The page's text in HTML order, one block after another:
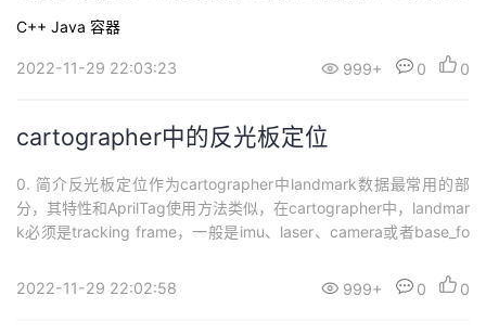
容， 这意味着迭代器已经遍历了所有元素。 1. 迭代器模式示意图迭
代器模式的使用方法和c11的迭代器使用方法类似，这是我们会根据
C++ Java 容器
2022-11-29 22:03:23 999+ 0 0
cartographer中的反光板定位
0. 简介反光板定位作为cartographer中landmark数据最常用的部
分，其特性和AprilTag使用方法类似，在cartographer中，landmar
k必须是tracking frame，一般是imu、laser、camera或者base_fo
设置TRAJECTORY_BUILDER...
2022-11-29 22:02:58 999+ 0 0